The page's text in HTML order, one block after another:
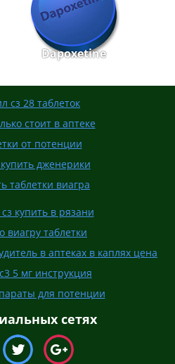
Dapoxetine
сз 28 таблеток
стоит в аптеке
от потенции
дженерики
таблетки виагра
купить в рязани
виагру таблетки
в аптеках в каплях цена
5 мг инструкция
для потенции
сетях